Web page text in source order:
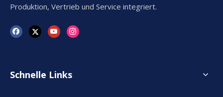
Produktion, Vertrieb und Service integriert.
Schnelle Links